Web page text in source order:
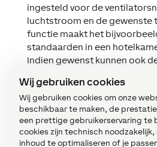
Wij gebruiken cookies
Wij gebruiken cookies om onze
beschikbaar te maken, de
een prettige gebruikerservaring te
cookies zijn technisch
inhoud te optimaliseren of je
ingesteld voor de
luchtstroom en de gewenste
functie maakt het
standaarden in een
Indien gewenst kunnen ook
eerder was uitgeschakeld.